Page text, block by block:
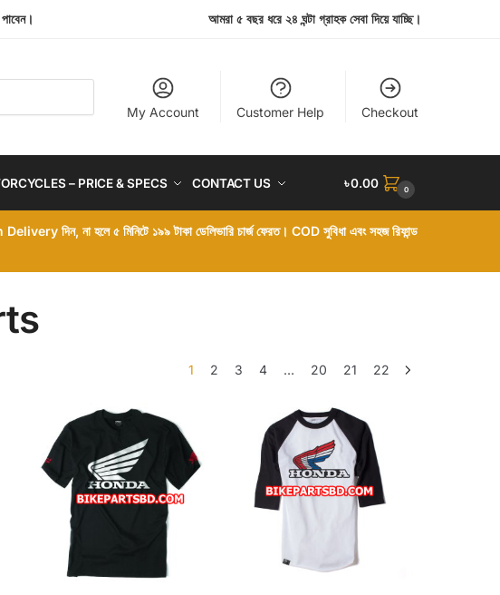
আমরা ৫ বছর ধরে ২৪ ঘন্টা গ্রাহক সেবা দিয়ে যাচ্ছি।
My Account Customer Help Checkout
– PRICE & SPECS CONTACT US ৳0.00 0
দিন, না হলে ৫ মিনিটে ১৯৯ টাকা ডেলিভারি চার্জ ফেরত। COD সুবিধা এবং সহজ রিফান্ড
1 2 3 4 … 20 21 22